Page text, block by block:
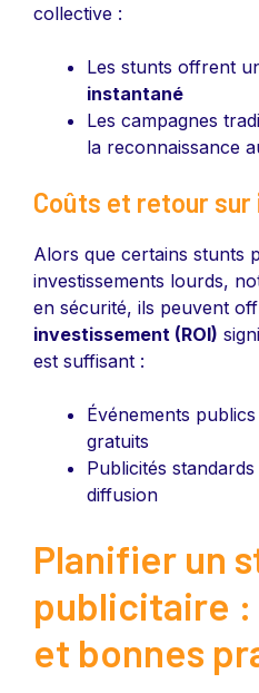
collective :
Les stunts offrent
instantané
Les campagnes
la reconnaissance
Coûts et retour
Alors que certains stunts
investissements lourds,
en sécurité, ils peuvent
investissement (ROI)
est suffisant :
Événements
gratuits
Publicités
diffusion
Planifier un
publicitaire
et bonnes